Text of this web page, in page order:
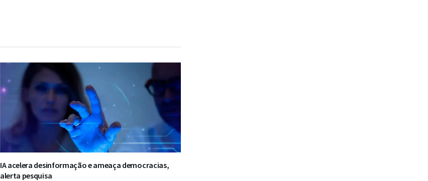
IA acelera desinformação e ameaça democracias,
alerta pesquisa